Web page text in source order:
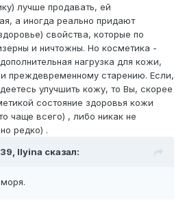
лучше продавать, ей
а иногда реально придают
свойства, которые по
и ничтожны. Но косметика -
нагрузка для кожи,
преждевременному старению. Если,
улучшить кожу, то Вы, скорее
состояние здоровья кожи
чаще всего) , либо никак не
редко) .
Ilyina сказал: